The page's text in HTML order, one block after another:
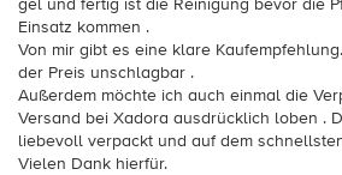
Einsatz kommen .
Von mir gibt es eine klare
der Preis unschlagbar .
Außerdem möchte ich auch einmal die
Versand bei Xadora ausdrücklich loben .
liebevoll verpackt und auf dem
Vielen Dank hierfür.